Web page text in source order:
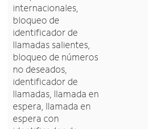
internacionales,
bloqueo de
identificador de
llamadas salientes,
bloqueo de números
no deseados,
identificador de
llamadas, llamada en
espera, llamada en
espera con